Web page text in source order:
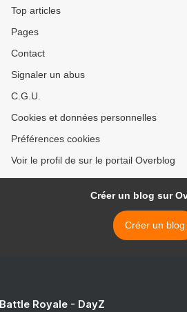
Top articles
Pages
Contact
Signaler un abus
C.G.U.
Cookies et données personnelles
Préférences cookies
Voir le profil de sur le portail Overblog
Créer un blog sur
Créer un blog
Royale - DayZ